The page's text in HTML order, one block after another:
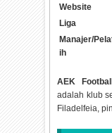
Website
Liga
Manajer/
ih
AEK
adalah klub
Filadelfeia,